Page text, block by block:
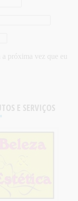
próxima vez que eu
E SERVIÇOS